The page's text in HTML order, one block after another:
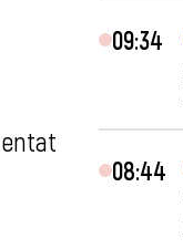
09:34
08:44